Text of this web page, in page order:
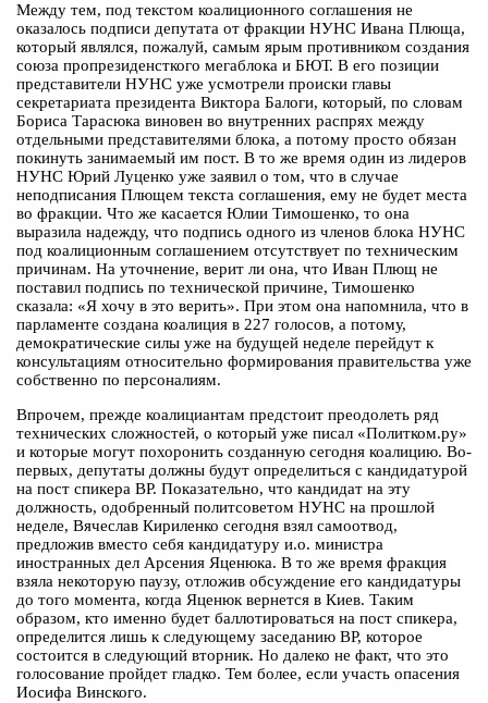
Между тем, под текстом коалиционного соглашения не
оказалось подписи депутата от фракции НУНС Ивана Плюща,
который являлся, пожалуй, самым ярым противником создания
союза пропрезиденсткого мегаблока и БЮТ. В его позиции
представители НУНС уже усмотрели происки главы
секретариата президента Виктора Балоги, который, по словам
Бориса Тарасюка виновен во внутренних распрях между
отдельными представителями блока, а потому просто обязан
покинуть занимаемый им пост. В то же время один из лидеров
НУНС Юрий Луценко уже заявил о том, что в случае
неподписания Плющем текста соглашения, ему не будет места
во фракции. Что же касается Юлии Тимошенко, то она
выразила надежду, что подпись одного из членов блока НУНС
под коалиционным соглашением отсутствует по техническим
причинам. На уточнение, верит ли она, что Иван Плющ не
поставил подпись по технической причине, Тимошенко
сказала: «Я хочу в это верить». При этом она напомнила, что в
парламенте создана коалиция в 227 голосов, а потому,
демократические силы уже на будущей неделе перейдут к
консультациям относительно формирования правительства уже
собственно по персоналиям.
Впрочем, прежде коалициантам предстоит преодолеть ряд
технических сложностей, о который уже писал «Политком.ру»
и которые могут похоронить созданную сегодня коалицию. Во-
первых, депутаты должны будут определиться с кандидатурой
на пост спикера ВР. Показательно, что кандидат на эту
должность, одобренный политсоветом НУНС на прошлой
неделе, Вячеслав Кириленко сегодня взял самоотвод,
предложив вместо себя кандидатуру и.о. министра
иностранных дел Арсения Яценюка. В то же время фракция
взяла некоторую паузу, отложив обсуждение его кандидатуры
до того момента, когда Яценюк вернется в Киев. Таким
образом, кто именно будет баллотироваться на пост спикера,
определится лишь к следующему заседанию ВР, которое
состоится в следующий вторник. Но далеко не факт, что это
голосование пройдет гладко. Тем более, если участь опасения
Иосифа Винского.